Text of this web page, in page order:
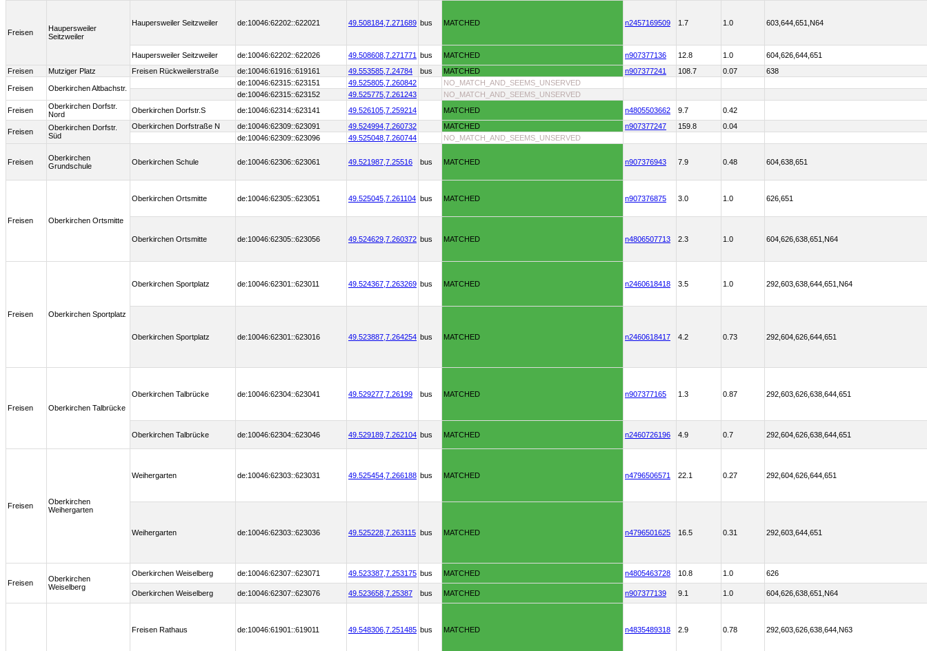
Freisen
Haupersweiler
Seitzweiler
Haupersweiler Seitzweiler de:10046:62202::622021 49.508184, 7.271689 bus MATCHED n2457169509 1.7 1.0 603,644,651,N64
Haupersweiler Seitzweiler de:10046:62202::622026 49.508608, 7.271771 bus MATCHED n907377136 12.8 1.0
604,626,644,651
Freisen
Mutziger Platz Freisen Rückweilerstraße de:10046:61916::619161 49.553585, 7.24784 bus MATCHED n907377241 108.7 0.07 638
Freisen Oberkirchen Altbachstr.
de:10046:62315::623151 49.525805, 7.260842
NO_MATCH_AND_SEEMS_UNSERVED
de:10046:62315::623152
49.525775, 7.261243
NO_MATCH_AND_SEEMS_UNSERVED
Freisen
Oberkirchen Dorfstr.
Nord
Oberkirchen Dorfstr.S de:10046:62314::623141 49.526105, 7.259214 MATCHED n4805503662 9.7 0.42
Freisen
Oberkirchen Dorfstr.
Süd
Oberkirchen Dorfstraße N de:10046:62309::623091 49.524994, 7.260732 MATCHED n907377247 159.8
0.04
de:10046:62309::623096
49.525048, 7.260744 NO_MATCH_AND_SEEMS_UNSERVED
Freisen
Oberkirchen
Grundschule
Oberkirchen Schule de:10046:62306::623061 49.521987, 7.25516 bus MATCHED n907376943 7.9 0.48 604,638,651
Freisen Oberkirchen Ortsmitte
Oberkirchen Ortsmitte de:10046:62305::623051 49.525045, 7.261104 bus MATCHED n907376875 3.0 1.0 626,651
Oberkirchen Ortsmitte de:10046:62305::623056 49.524629, 7.260372 bus MATCHED n4806507713 2.3 1.0 604,626,638,651,N64
Freisen Oberkirchen Sportplatz
Oberkirchen Sportplatz de:10046:62301::623011 49.524367, 7.263269 bus MATCHED n2460618418 3.5 1.0 292,603,638,644,651,N64
Oberkirchen Sportplatz de:10046:62301::623016 49.523887, 7.264254 bus MATCHED n2460618417 4.2 0.73 292,604,626,644,651
Freisen Oberkirchen Talbrücke
Oberkirchen Talbrücke de:10046:62304::623041 49.529277, 7.26199 bus MATCHED n907377165 1.3 0.87 292,603,626,638,644,651
Oberkirchen Talbrücke de:10046:62304::623046 49.529189, 7.262104 bus MATCHED n2460726196 4.9 0.7 292,604,626,638,644,651
Freisen
Oberkirchen
Weihergarten
Weihergarten de:10046:62303::623031 49.525454, 7.266188 bus MATCHED n4796506571 22.1 0.27 292,604,626,644,651
Weihergarten de:10046:62303::623036 49.525228, 7.263115 bus MATCHED n4796501625 16.5 0.31 292,603,644,651
Freisen
Oberkirchen
Weiselberg
Oberkirchen Weiselberg de:10046:62307::623071 49.523387, 7.253175 bus MATCHED n4805463728 10.8 1.0 626
Oberkirchen Weiselberg de:10046:62307::623076 49.523658, 7.25387 bus MATCHED n907377139 9.1 1.0 604,626,638,651,N64
Freisen Rathaus de:10046:61901::619011 49.548306, 7.251485 bus MATCHED n4835489318 2.9 0.78 292,603,626,638,644,N63